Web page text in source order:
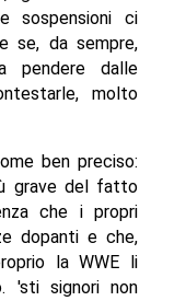
sospensioni ci
se, da sempre,
pendere dalle
molto
ben preciso:
grave del fatto
che i propri
dopanti e che,
la WWE li
'sti signori non